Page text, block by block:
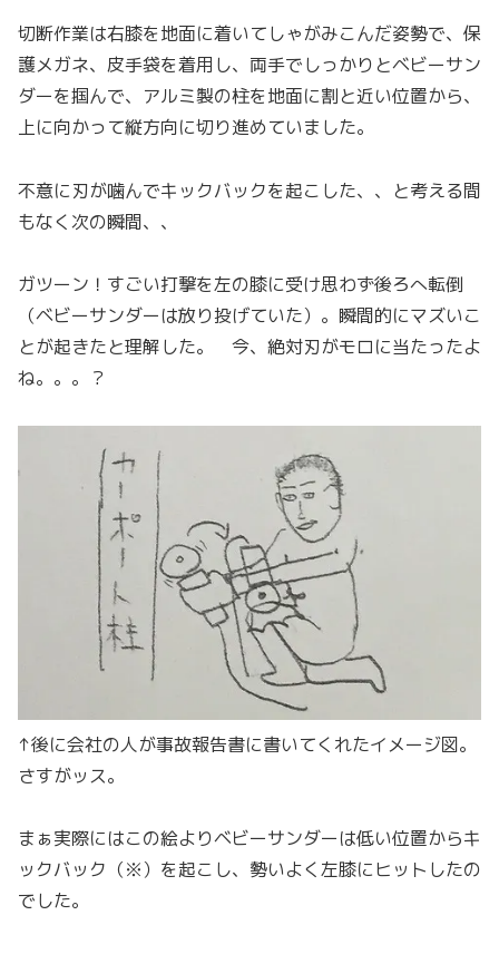
切断作業は右膝を地面に着いてしゃがみこんだ姿勢で、保
護メガネ、皮手袋を着用し、両手でしっかりとベビーサン
ダーを掴んで、アルミ製の柱を地面に割と近い位置から、
上に向かって縦方向に切り進めていました。
不意に刃が噛んでキックバックを起こした、、と考える間
もなく次の瞬間、、
ガツーン！すごい打撃を左の膝に受け思わず後ろへ転倒
（ベビーサンダーは放り投げていた）。瞬間的にマズいこ
とが起きたと理解した。 今、絶対刃がモロに当たったよ
ね。。。？
↑後に会社の人が事故報告書に書いてくれたイメージ図。
さすがッス。
まぁ実際にはこの絵よりベビーサンダーは低い位置からキ
ックバック（※）を起こし、勢いよく左膝にヒットしたの
でした。